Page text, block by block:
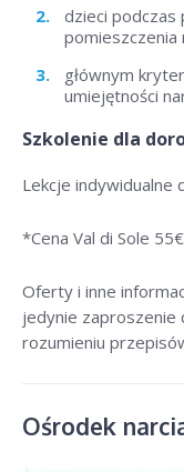
dzieci
głównym
umiejętności
Szkolenie dla
Lekcje indywidualne
*Cena Val di Sole 55
Oferty i inne
jedynie zaproszenie
rozumieniu
Ośrodek